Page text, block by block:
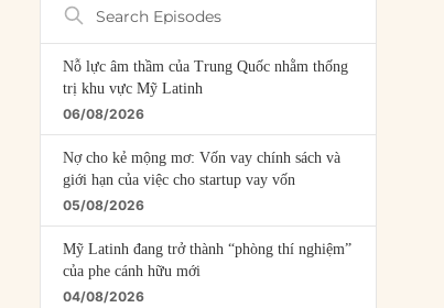
Episodes
Nỗ lực âm thầm của Trung Quốc nhằm thống
trị khu vực Mỹ Latinh
06/08/2026
Nợ cho kẻ mộng mơ: Vốn vay chính sách và
giới hạn của việc cho startup vay vốn
05/08/2026
Mỹ Latinh đang trở thành “phòng thí nghiệm”
của phe cánh hữu mới
04/08/2026